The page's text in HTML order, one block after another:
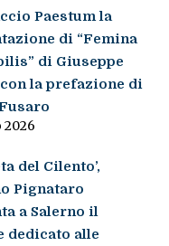
Paestum la
di “Femina
di Giuseppe
la prefazione di
2026
del Cilento’,
Pignataro
a Salerno il
dedicato alle